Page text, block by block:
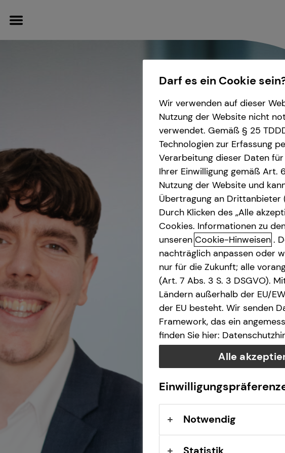
Podcast
Interview
Über mich
Investment
Initiativbewerbung
Darf es ein Cookie
Wir verwenden auf dieser
Nutzung der Website nicht
verwendet. Gemäß § 25
Technologien zur Erfassung
Verarbeitung dieser Daten
Ihrer Einwilligung gemäß Art.
Nutzung der Website und
Übertragung an Drittanbieter
Durch Klicken des „Alle
Cookies. Informationen zu
unseren Cookie-Hinweisen .
nachträglich anpassen oder
nur für die Zukunft; alle
(Art. 7 Abs. 3 S. 3 DSGVO).
Ländern außerhalb der EU/
der EU besteht. Wir senden
Framework, das ein
finden Sie hier:
Alle
Notwendig